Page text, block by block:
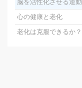
脳を活性化させる運動
心の健康と老化
老化は克服できるか？